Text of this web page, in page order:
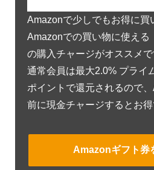
Amazonで少しでもお得に買
Amazonでの買い物に使える
の購入チャージがオススメで
通常会員は最大2.0% プライ
ポイントで還元されるので
前に現金チャージするとお得
Amazonギフト券